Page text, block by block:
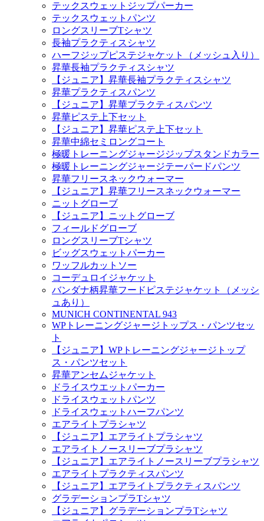
テックスウェットジップパーカー
テックスウェットパンツ
ロングスリーブTシャツ
長袖プラクティスシャツ
ハーフジップピステジャケット（メッシュ入り）
昇華長袖プラクティスシャツ
【ジュニア】昇華長袖プラクティスシャツ
昇華プラクティスパンツ
【ジュニア】昇華プラクティスパンツ
昇華ピステ上下セット
【ジュニア】昇華ピステ上下セット
昇華中綿セミロングコート
極暖トレーニングジャージジップスタンドカラー
極暖トレーニングジャージテーパードパンツ
昇華フリースネックウォーマー
【ジュニア】昇華フリースネックウォーマー
ニットグローブ
【ジュニア】ニットグローブ
フィールドグローブ
ロングスリーブTシャツ
ビッグスウェットパーカー
ワッフルカットソー
コーデュロイジャケット
バンダナ柄昇華フードピステジャケット（メッシ
ュあり）
MUNICH CONTINENTAL 943
WPトレーニングジャージトップス・パンツセッ
ト
【ジュニア】WPトレーニングジャージトップ
ス・パンツセット
昇華アンセムジャケット
ドライスウエットパーカー
ドライスウェットパンツ
ドライスウェットハーフパンツ
エアライトプラシャツ
【ジュニア】エアライトプラシャツ
エアライトノースリーブプラシャツ
【ジュニア】エアライトノースリーブプラシャツ
エアライトプラクティスパンツ
【ジュニア】エアライトプラクティスパンツ
グラデーションプラTシャツ
【ジュニア】グラデーションプラTシャツ